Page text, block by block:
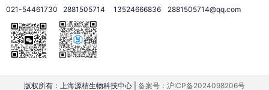
021-54461730 2881505714 13524666836 2881505714@qq.com
版权所有：上海源桔生物科技中心 | 备案号：沪ICP备2024098206号